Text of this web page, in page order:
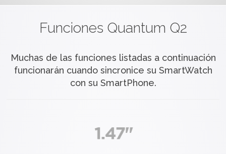
Funciones Quantum Q2
Muchas de las funciones listadas a continuación
funcionarán cuando sincronice su SmartWatch
con su SmartPhone.